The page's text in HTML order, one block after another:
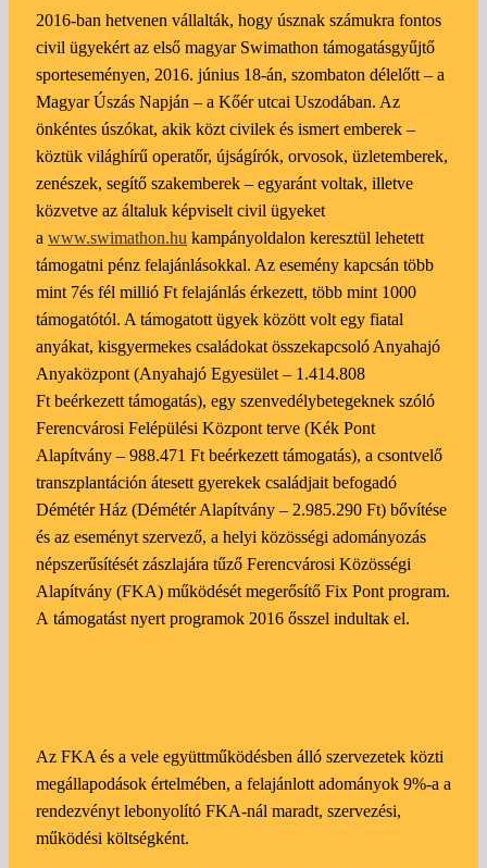
2016-ban hetvenen vállalták, hogy úsznak számukra fontos
civil ügyekért az első magyar Swimathon támogatásgyűjtő
sporteseményen, 2016. június 18-án, szombaton délelőtt – a
Magyar Úszás Napján – a Kőér utcai Uszodában. Az
önkéntes úszókat, akik közt civilek és ismert emberek –
köztük világhírű operatőr, újságírók, orvosok, üzletemberek,
zenészek, segítő szakemberek – egyaránt voltak, illetve
közvetve az általuk képviselt civil ügyeket
a www.swimathon.hu kampányoldalon keresztül lehetett
támogatni pénz felajánlásokkal. Az esemény kapcsán több
mint 7és fél millió Ft felajánlás érkezett, több mint 1000
támogatótól. A támogatott ügyek között volt egy fiatal
anyákat, kisgyermekes családokat összekapcsoló Anyahajó
Anyaközpont (Anyahajó Egyesület – 1.414.808
Ft beérkezett támogatás), egy szenvedélybetegeknek szóló
Ferencvárosi Felépülési Központ terve (Kék Pont
Alapítvány – 988.471 Ft beérkezett támogatás), a csontvelő
transzplantáción átesett gyerekek családjait befogadó
Démétér Ház (Démétér Alapítvány – 2.985.290 Ft) bővítése
és az eseményt szervező, a helyi közösségi adományozás
népszerűsítését zászlajára tűző Ferencvárosi Közösségi
Alapítvány (FKA) működését megerősítő Fix Pont program.
A támogatást nyert programok 2016 ősszel indultak el.
Az FKA és a vele együttműködésben álló szervezetek közti
megállapodások értelmében, a felajánlott adományok 9%-a a
rendezvényt lebonyolító FKA-nál maradt, szervezési,
működési költségként.